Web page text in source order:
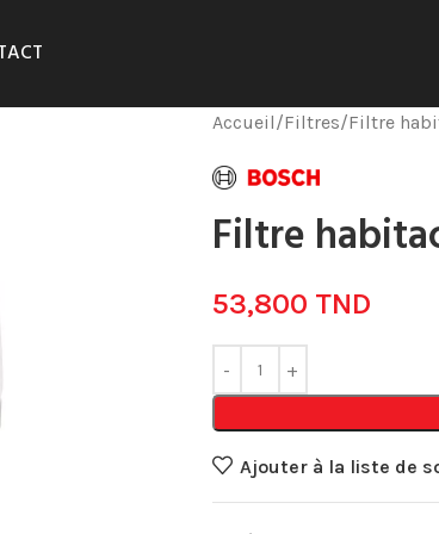
Accueil Filtres Filtre
Filtre
53,800 TND
Ajouter à la liste de